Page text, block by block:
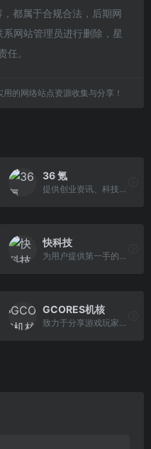
都属于合规合法，后期网
网站管理员进行删除，星
任。
的网络站点资源收集与分享！
36 氪
提供创业资讯、科技新闻，让一部分人先看到未来
快科技
为用户提供第一手的科技新闻资讯、产品评测、驱动下载等服务
GCORES机核
致力于分享游戏玩家的生活，以及探讨游戏相关的文化